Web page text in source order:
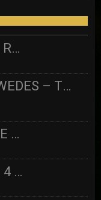
Djerba (TUN) – 4 Swedes – Robinson Djerba Bahia
Meckenheim – 4 SWEDES – TBA
Arnstadt – WATERLOO, THE ABBA SHOW (by 4 Swedes – A Tribute To Abba) mit Streichquartett
Bonn Harmonie – 20 Jahre 4 SWEDES – A Tribute to Abba / Jubiläumskonzert!